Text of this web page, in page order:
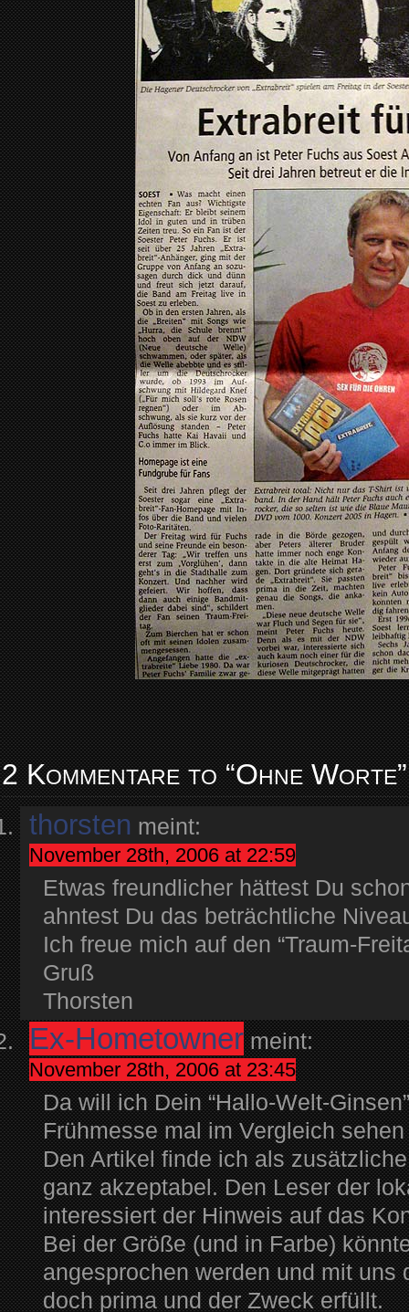
2 Kommentare to “Ohne Worte”
thorsten meint:
November 28th, 2006 at 22:59
Etwas freundlicher hättest Du
ahntest Du das beträchtliche
Ich freue mich auf den “Traum-
Gruß
Thorsten
Ex-Hometownermeint:
November 28th, 2006 at 23:45
Da will ich Dein “Hallo-Welt-
Frühmesse mal im Vergleich sehen
Den Artikel finde ich als
ganz akzeptabel. Den Leser der
interessiert der Hinweis auf das
Bei der Größe (und in Farbe)
angesprochen werden und mit uns
doch prima und der Zweck erfüllt.